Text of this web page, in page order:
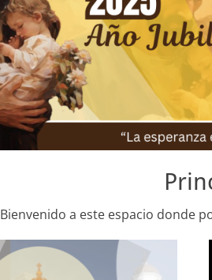
Bienvenido a este espacio donde